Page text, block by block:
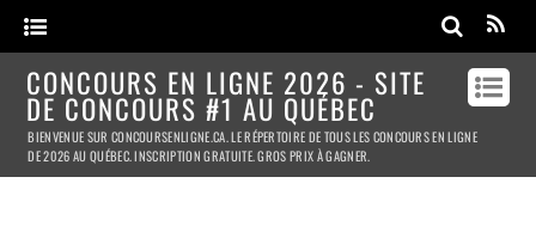
CONCOURS EN LIGNE 2026 - SITE
DE CONCOURS #1 AU QUÉBEC
BIENVENUE SUR CONCOURSENLIGNE.CA. LE RÉPERTOIRE DE TOUS LES CONCOURS EN LIGNE
DE 2026 AU QUÉBEC. INSCRIPTION GRATUITE. GROS PRIX À GAGNER.